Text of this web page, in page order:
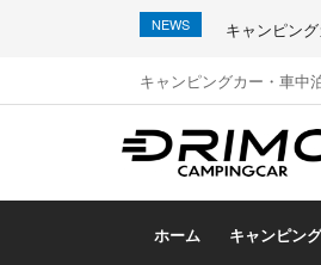
NEWS キャンピン
キャンピングカー・車中
ホーム キャンピン